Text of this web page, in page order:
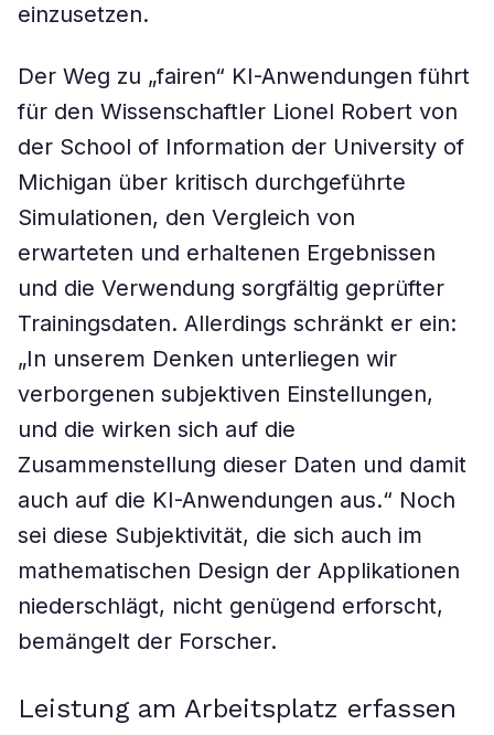
einzusetzen.
Der Weg zu „fairen“ KI-Anwendungen führt
für den Wissenschaftler Lionel Robert von
der School of Information der University of
Michigan über kritisch durchgeführte
Simulationen, den Vergleich von
erwarteten und erhaltenen Ergebnissen
und die Verwendung sorgfältig geprüfter
Trainingsdaten. Allerdings schränkt er ein:
„In unserem Denken unterliegen wir
verborgenen subjektiven Einstellungen,
und die wirken sich auf die
Zusammenstellung dieser Daten und damit
auch auf die KI-Anwendungen aus.“ Noch
sei diese Subjektivität, die sich auch im
mathematischen Design der Applikationen
niederschlägt, nicht genügend erforscht,
bemängelt der Forscher.
Leistung am Arbeitsplatz erfassen